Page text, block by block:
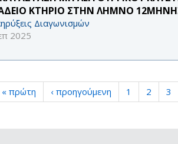
ΚΤΗΡΙΟ ΣΤΗΝ ΛΗΜΝΟ 12ΜΗΝΗΣ
Διαγωνισμών
2025
« πρώτη ‹ προηγούμενη 1 2 3